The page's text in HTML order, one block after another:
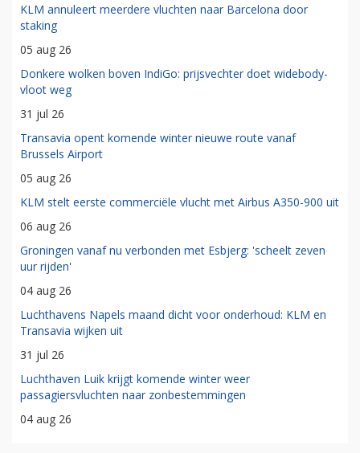
KLM annuleert meerdere vluchten naar Barcelona door
staking
05 aug 26
Donkere wolken boven IndiGo: prijsvechter doet widebody-
vloot weg
31 jul 26
Transavia opent komende winter nieuwe route vanaf
Brussels Airport
05 aug 26
KLM stelt eerste commerciële vlucht met Airbus A350-900 uit
06 aug 26
Groningen vanaf nu verbonden met Esbjerg: 'scheelt zeven
uur rijden'
04 aug 26
Luchthavens Napels maand dicht voor onderhoud: KLM en
Transavia wijken uit
31 jul 26
Luchthaven Luik krijgt komende winter weer
passagiersvluchten naar zonbestemmingen
04 aug 26